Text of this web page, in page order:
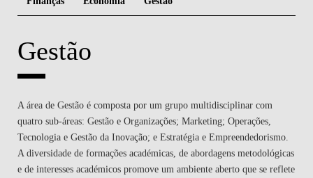
DOCENTES E INVESTIGAÇÃO
LIFE AT NOVA SBE
WHAT'S HAPPENING
Gestão
A área de Gestão é composta por um grupo multidisciplinar com
quatro sub-áreas: Gestão e Organizações; Marketing; Operações,
Tecnologia e Gestão da Inovação; e Estratégia e Empreendedorismo.
A diversidade de formações académicas, de abordagens metodológicas
e de interesses académicos promove um ambiente aberto que se reflete